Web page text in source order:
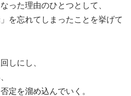
った理由のひとつとして、
を忘れてしまったことを挙げて
しにし、
定を溜め込んでいく。